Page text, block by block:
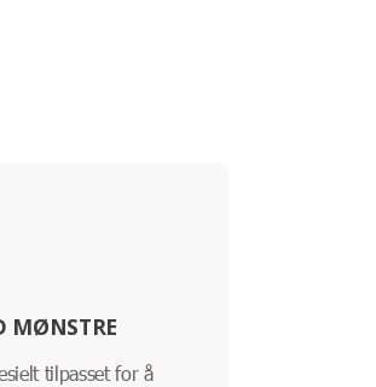
MØNSTRE
tilpasset for å